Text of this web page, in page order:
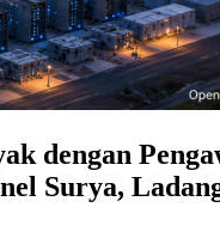
dengan
Surya,